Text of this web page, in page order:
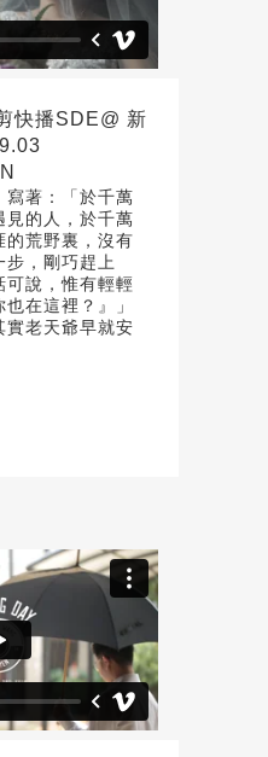
快播SDE@ 新
寫著：「於千萬
見的人，於千萬
的荒野裏，沒有
，剛巧趕上
可說，惟有輕輕
在這裡？』」
實老天爺早就安